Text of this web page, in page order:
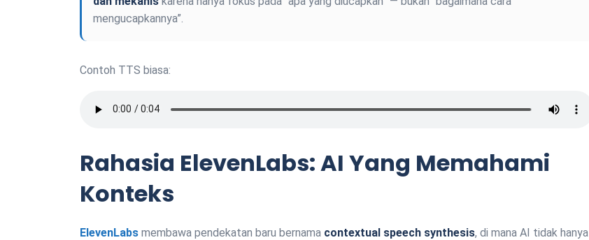
mengucapkannya”.
Contoh TTS biasa:
Rahasia ElevenLabs: AI Yang Memahami
Konteks
ElevenLabs membawa pendekatan baru bernama contextual speech synthesis, di mana AI tidak hanya